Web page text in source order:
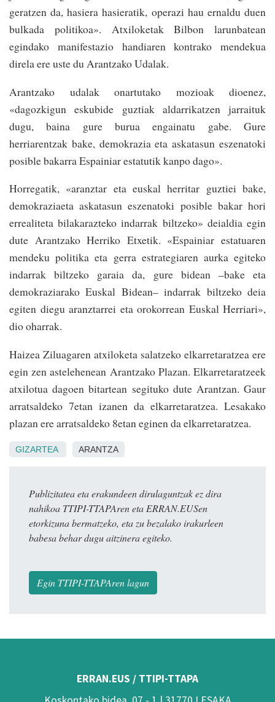
geratzen da, hasiera hasieratik, operazi hau ernaldu duen
bulkada politikoa». Atxiloketak Bilbon larunbatean
egindako manifestazio handiaren kontrako mendekua
direla ere uste du Arantzako Udalak.
Arantzako udalak onartutako mozioak dioenez,
«dagozkigun eskubide guztiak aldarrikatzen jarraituk
dugu, baina gure burua engainatu gabe. Gure
herriarentzak bake, demokrazia eta askatasun eszenatoki
posible bakarra Espainiar estatutik kanpo dago».
Horregatik, «aranztar eta euskal herritar guztiei bake,
demokraziaeta askatasun eszenatoki posible bakar hori
errealiteta bilakarazteko indarrak biltzeko» deialdia egin
dute Arantzako Herriko Etxetik. «Espainiar estatuaren
mendeku politika eta gerra estrategiaren aurka egiteko
indarrak biltzeko garaia da, gure bidean –bake eta
demokraziarako Euskal Bidean– indarrak biltzeko deia
egiten diegu aranztarrei eta orokorrean Euskal Herriari»,
dio oharrak.
Haizea Ziluagaren atxiloketa salatzeko elkarretaratzea ere
egin zen astelehenean Arantzako Plazan. Elkarretaratzeek
atxilotua dagoen bitartean segituko dute Arantzan. Gaur
arratsaldeko 7etan izanen da elkarretaratzea. Lesakako
plazan ere arratsaldeko 8etan eginen da elkarretaratzea.
GIZARTEA ARANTZA
Publizitatea eta erakundeen dirulaguntzak ez dira
nahikoa TTIPI-TTAPAren eta ERRAN.EUSen
etorkizuna bermatzeko, eta zu bezalako irakurleen
babesa behar dugu aitzinera egiteko.
Egin TTIPI-TTAPAren lagun
ERRAN.EUS / TTIPI-TTAPA